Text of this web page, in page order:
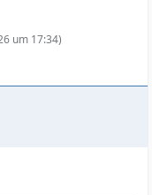
um 17:34)